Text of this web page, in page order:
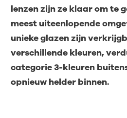
lenzen zijn ze klaar om te
meest uiteenlopende
unieke glazen zijn
verschillende kleuren,
categorie 3-kleuren
opnieuw helder binnen.